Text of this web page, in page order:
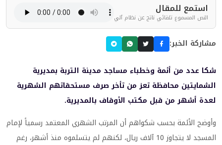
استمع للمقال
النص المسموع تلقائي ناتج عن نظام آلي
مشاركة الخبر:
شكا عدد من أئمة وخطباء مساجد مدينة التربة بمديرية
الشمايتين محافظة تعز من تأخر صرف مستحقاتهم الشهرية
لعدة أشهر من قبل مكتب الأوقاف بالمديرية.
وأوضح الأئمة بحسب شكواهم أن المرتب الشهري المعتمد رسمياً لإمام
المسجد لا يتجاوز 10 آلاف ريال، لكنهم لم يتسلموه منذ أشهر، رغم